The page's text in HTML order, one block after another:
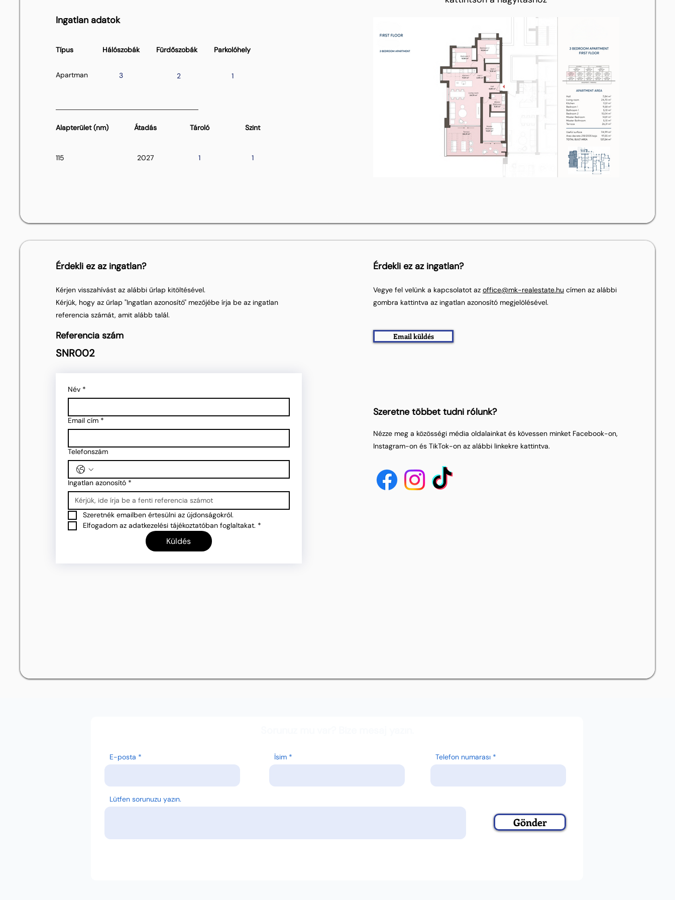
Ingatlan adatok
Típus Hálószobák
Apartman 3
Fürdőszobák
2
Parkolóhely
1
Alapterület (nm) Átadás Tároló
115 2027 1
Szint
1
Érdekli ez az ingatlan?
Kérjen visszahívást az alábbi űrlap kitöltésével.
Kérjük, hogy az űrlap "Ingatlan azonosító" mezőjébe írja be az ingatlan
referencia számát, amit alább talál.
Referencia szám
SNR002
Név *
Email cím *
Telefonszám
Ingatlan azonosító *
Szeretnék emailben értesülni az újdonságokról.
Elfogadom az adatkezelési tájékoztatóban foglaltakat. *
Küldés
Érdekli ez az ingatlan?
Vegye fel velünk a kapcsolatot az office@mk-realestate.hu címen az alábbi
gombra kattintva az ingatlan azonosító megjelölésével.
Email küldés
Szeretne többet tudni rólunk?
Nézze meg a közösségi média oldalainkat és kövessen minket Facebook-on,
Instagram-on és TikTok-on az alábbi linkekre kattintva.
E-posta İsim Telefon numarası
Lütfen sorunuzu yazın.
Gönder